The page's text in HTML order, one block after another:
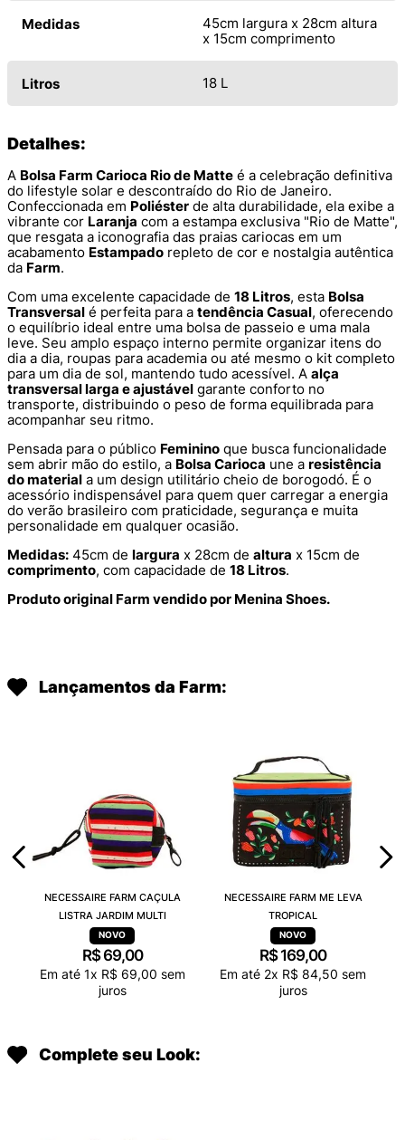
Medidas
45cm largura x 28cm altura
x 15cm comprimento
Litros 18 L
Detalhes:
A Bolsa Farm Carioca Rio de Matte é a celebração definitiva
do lifestyle solar e descontraído do Rio de Janeiro.
Confeccionada em Poliéster de alta durabilidade, ela exibe a
vibrante cor Laranja com a estampa exclusiva "Rio de Matte",
que resgata a iconografia das praias cariocas em um
acabamento Estampado repleto de cor e nostalgia autêntica
da Farm.
Com uma excelente capacidade de 18 Litros, esta Bolsa
Transversal é perfeita para a tendência Casual, oferecendo
o equilíbrio ideal entre uma bolsa de passeio e uma mala
leve. Seu amplo espaço interno permite organizar itens do
dia a dia, roupas para academia ou até mesmo o kit completo
para um dia de sol, mantendo tudo acessível. A alça
transversal larga e ajustável garante conforto no
transporte, distribuindo o peso de forma equilibrada para
acompanhar seu ritmo.
Pensada para o público Feminino que busca funcionalidade
sem abrir mão do estilo, a Bolsa Carioca une a resistência
do material a um design utilitário cheio de borogodó. É o
acessório indispensável para quem quer carregar a energia
do verão brasileiro com praticidade, segurança e muita
personalidade em qualquer ocasião.
Medidas: 45cm de largura x 28cm de altura x 15cm de
comprimento, com capacidade de 18 Litros.
Produto original Farm vendido por Menina Shoes.
Lançamentos da Farm:
NECESSAIRE FARM CAÇULA
LISTRA JARDIM MULTI
R$ 69,00
Em até 1x R$ 69,00 sem
juros
NECESSAIRE FARM ME LEVA
TROPICAL
R$ 169,00
Em até 2x R$ 84,50 sem
juros
Complete seu Look: